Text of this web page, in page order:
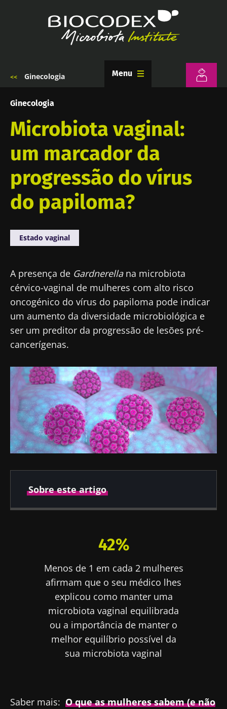
Ginecologia Menu
Ginecologia
Microbiota vaginal:
um marcador da
progressão do vírus
do papiloma?
Estado vaginal
A presença de Gardnerella na microbiota
cérvico-vaginal de mulheres com alto risco
oncogénico do vírus do papiloma pode indicar
um aumento da diversidade microbiológica e
ser um preditor da progressão de lesões pré-
cancerígenas.
Sobre este artigo
42%
Menos de 1 em cada 2 mulheres
afirmam que o seu médico lhes
explicou como manter uma
microbiota vaginal equilibrada
ou a importância de manter o
melhor equilíbrio possível da
sua microbiota vaginal
Saber mais: O que as mulheres sabem (e não